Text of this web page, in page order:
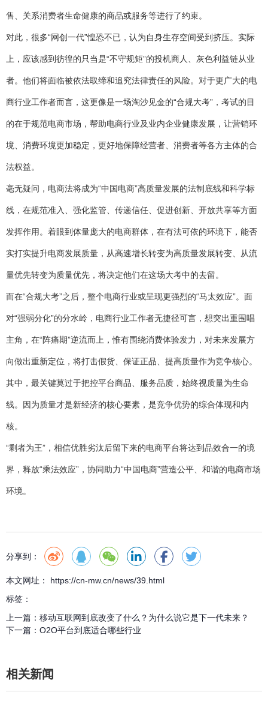
售、关系消费者生命健康的商品或服务等进行了约束。
对此，很多“网创一代”惶恐不已，认为自身生存空间受到挤压。实际
上，应该感到彷徨的只当是“不守规矩”的投机商人、灰色利益链从业
者。他们将面临被依法取缔和追究法律责任的风险。对于更广大的电
商行业工作者而言，这更像是一场淘沙见金的“合规大考”，考试的目
的在于规范电商市场，帮助电商行业及业内企业健康发展，让营销环
境、消费环境更加稳定，更好地保障经营者、消费者等各方主体的合
法权益。
毫无疑问，电商法将成为“中国电商”高质量发展的法制底线和科学标
线，在规范准入、强化监管、传递信任、促进创新、开放共享等方面
发挥作用。着眼到体量庞大的电商群体，在有法可依的环境下，能否
实打实提升电商发展质量，从高速增长转变为高质量发展转变、从流
量优先转变为质量优先，将决定他们在这场大考中的去留。
而在“合规大考”之后，整个电商行业或呈现更强烈的“马太效应”。面
对“强弱分化”的分水岭，电商行业工作者无捷径可言，想突出重围唱
主角，在“阵痛期”逆流而上，惟有围绕消费体验发力，对未来发展方
向做出重新定位，将打击假货、保证正品、提高质量作为竞争核心。
其中，最关键莫过于把控平台商品、服务品质，始终视质量为生命
线。因为质量才是新经济的核心要素，是竞争优势的综合体现和内
核。
“剩者为王”，相信优胜劣汰后留下来的电商平台将达到品效合一的境
界，释放“乘法效应”，协同助力“中国电商”营造公平、和谐的电商市场
环境。
分享到：
本文网址： https://cn-mw.cn/news/39.html
标签：
上一篇： 移动互联网到底改变了什么？为什么说它是下一代未来？
下一篇： O2O平台到底适合哪些行业
相关新闻